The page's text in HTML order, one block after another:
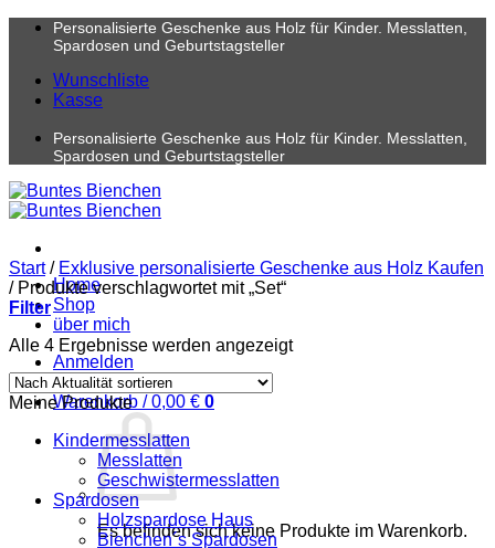
Zum
Personalisierte Geschenke aus Holz für Kinder. Messlatten,
Spardosen und Geburtstagsteller
Wunschliste
Kasse
Personalisierte Geschenke aus Holz für Kinder. Messlatten,
Spardosen und Geburtstagsteller
Home
Shop
über mich
Anmelden
Warenkorb /0,00 € 0
Es befinden sich keine Produkte im Warenkorb.
Start / Exklusive personalisierte Geschenke aus Holz Kaufen
/Produkte verschlagwortet mit „Set“
Filter
Alle 4 Ergebnisse werden angezeigtNach
Meine Produkte
Kindermesslatten
Messlatten
Geschwistermesslatten
Spardosen
Holzspardose Haus
Bienchen´s Spardosen